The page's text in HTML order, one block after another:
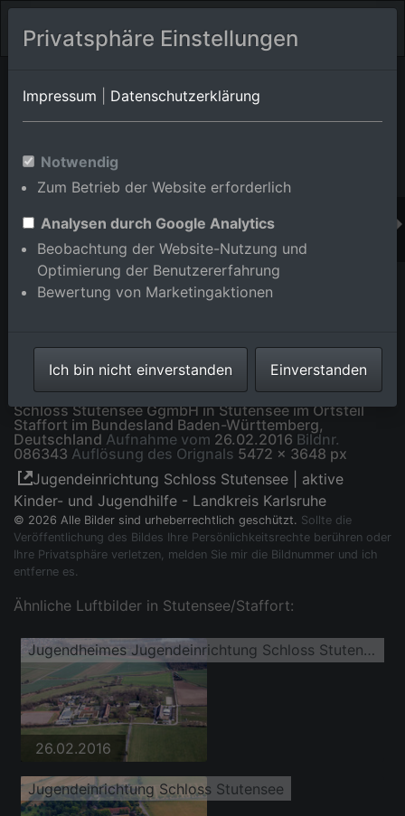
Orts-Album von Stutensee/Staffort
Württemberg,Deutschland
Im Shop bestellen
Gebäude des Jugendheimes Jugendeinrichtung
Schloss Stutensee GgmbH in Stutensee im Ortsteil
Staffort im Bundesland Baden-Württemberg,
Deutschland Aufnahme vom 26.02.2016 Bildnr.
086343 Auflösung des Orignals 5472 x 3648 px
Jugendeinrichtung Schloss Stutensee | aktive
Kinder- und Jugendhilfe - Landkreis Karlsruhe
© 2026 Alle Bilder sind urheberrechtlich geschützt. Sollte die
Veröffentlichung des Bildes Ihre Persönlichkeitsrechte berühren oder
Ihre Privatsphäre verletzen, melden Sie mir die Bildnummer und ich
entferne es.
Ähnliche Luftbilder in Stutensee/Staffort:
Jugendheimes Jugendeinrichtung Schloss Stutensee GgmbH
26.02.2016
Jugendeinrichtung Schloss Stutensee
Privatsphäre Einstellungen
Impressum Datenschutzerklärung
Notwendig
Zum Betrieb der Website erforderlich
Analysen durch Google Analytics
Beobachtung der Website-Nutzung und
Optimierung der Benutzererfahrung
Bewertung von Marketingaktionen
Ich bin nicht einverstanden Einverstanden